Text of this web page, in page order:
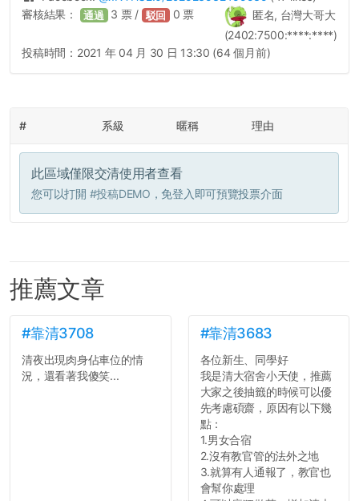
匿名, 台灣大哥大
(2402:7500:****:****)
審核結果： 通過 3 票 / 駁回 0 票
投稿時間： 2021 年 04 月 30 日 13:30 (64 個月前)
# 系級 暱稱 理由
此區域僅限交清使用者查看
您可以打開 #投稿DEMO ，免登入即可預覽投票介面
推薦文章
#靠清3708
清夜出現肉身佔車位的情
況，還看著我傻笑...
#靠清3683
各位新生、同學好
我是清大宿舍小天使，推薦
大家之後抽籤的時候可以優
先考慮碩齋，原因有以下幾
點：
1.男女合宿
2.沒有教官管的法外之地
3.就算有人通報了，教官也
會幫你處理